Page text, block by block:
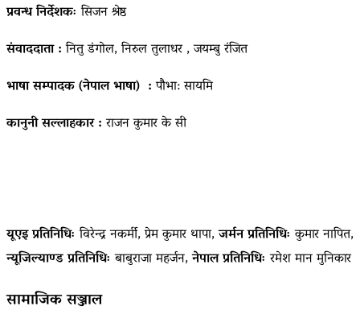
प्रवन्ध निर्देशकःसिजन श्रेष्ठ
संवाददाता :नितु डंगोल, निरुल तुलाधर , जयम्बु रंजित
भाषा सम्पादक (नेपाल भाषा) :पौभा: सायमि
कानुनी सल्लाहकार :राजन कुमार के सी
यूएइ प्रतिनिधिः विरेन्द्र नकर्मी, प्रेम कुमार थापा,जर्मन प्रतिनिधिः कुमार नापित,
न्यूजिल्याण्ड प्रतिनिधिः बाबुराजा महर्जन,नेपाल प्रतिनिधिः रमेश मान मुनिकार
सामाजिक सञ्जाल